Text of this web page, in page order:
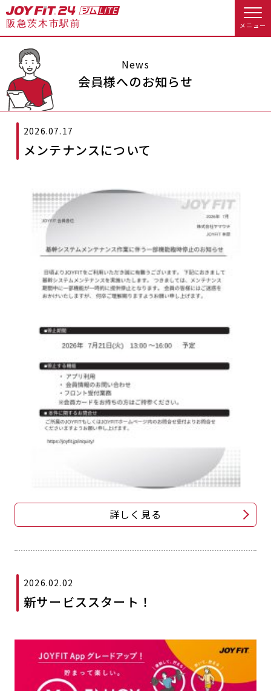
阪急茨木市駅前 メニュー
店舗トップ
会員の方へトップ
会員様へのお知らせ
オプション料金 アクセス
店舗情報・サービス
店舗へのお問い合わせ
入会のお手続きをする
入会するトップ
Appで入会手続き料金・サービス等詳しく見る
入会を悩まれている方へトップ
キャンペーン 料金のご案内
入会方法
よくあるご質問
JOYFIT総合トップ JOYFIT
JOYFIT24 JOYFIT YOGA
JOYFIT+ 店舗を探す
News
会員様へのお知らせ
2026.07.17
メンテナンスについて
詳しく見る
2026.02.02
新サービススタート！